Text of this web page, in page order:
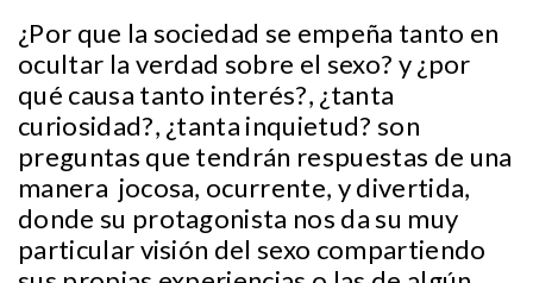
¿Por que la sociedad se empeña tanto en
ocultar la verdad sobre el sexo? y ¿por
qué causa tanto interés?, ¿tanta
curiosidad?, ¿tanta inquietud? son
preguntas que tendrán respuestas de una
manera jocosa, ocurrente, y divertida,
donde su protagonista nos da su muy
particular visión del sexo compartiendo